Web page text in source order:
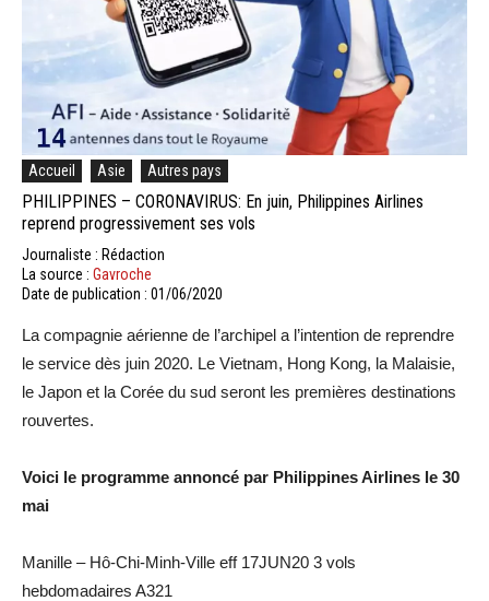
Accueil Asie Autres pays
PHILIPPINES – CORONAVIRUS: En juin, Philippines Airlines
reprend progressivement ses vols
Journaliste : Rédaction
La source : Gavroche
Date de publication : 01/06/2020
La compagnie aérienne de l’archipel a l’intention de reprendre
le service dès juin 2020. Le Vietnam, Hong Kong, la Malaisie,
le Japon et la Corée du sud seront les premières destinations
rouvertes.
Voici le programme annoncé par Philippines Airlines le 30
mai
Manille – Hô-Chi-Minh-Ville eff 17JUN20 3 vols
hebdomadaires A321